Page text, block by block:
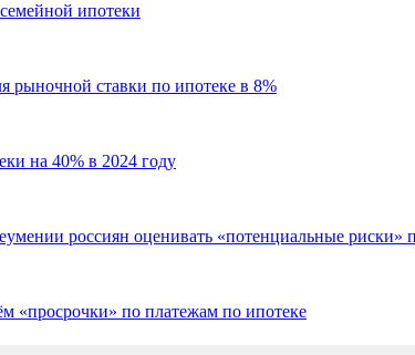
ипотеки
рыночной ставки по ипотеке в 8%
на 40% в 2024 году
россиян оценивать «потенциальные
«просрочки» по платежам по ипотеке